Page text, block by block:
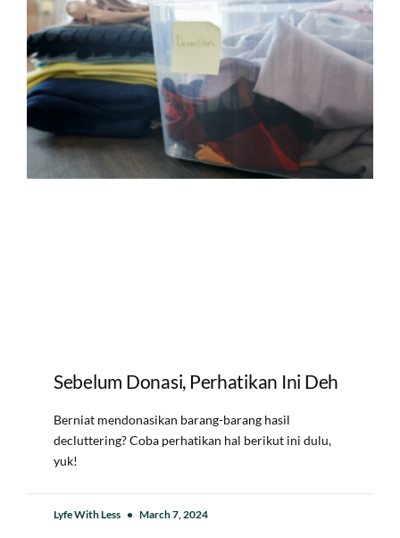
Sebelum Donasi, Perhatikan Ini Deh
Berniat mendonasikan barang-barang hasil
decluttering? Coba perhatikan hal berikut ini dulu,
yuk!
Lyfe With Less March 7, 2024